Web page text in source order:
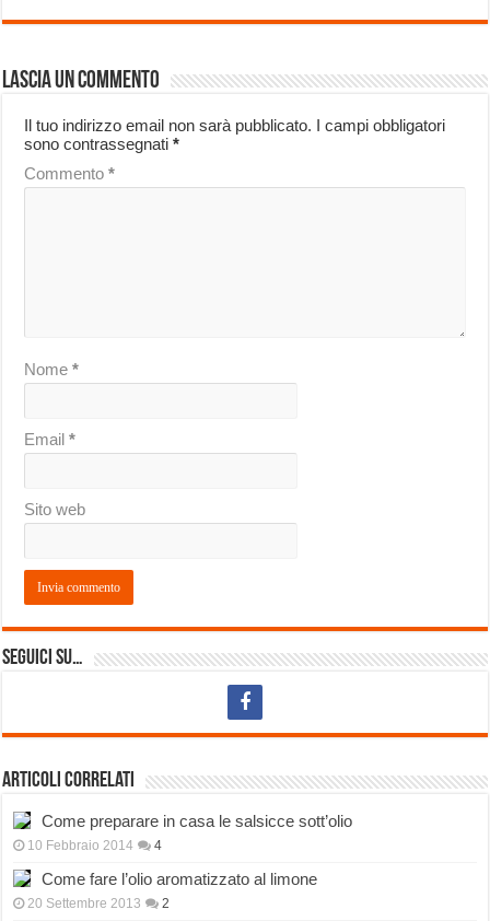
Lascia un commento
Il tuo indirizzo email non sarà pubblicato. I campi obbligatori
sono contrassegnati*
Commento*
Nome*
Email*
Sito web
Seguici su…
Articoli correlati
Come preparare in casa le salsicce sott’olio
10 Febbraio 2014 4
Come fare l’olio aromatizzato al limone
20 Settembre 2013 2